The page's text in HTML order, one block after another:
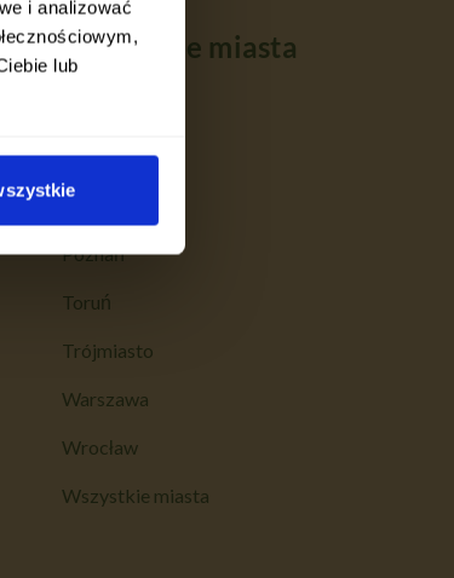
i analizować
lub
Popularne miasta
Łódź
Poznań
Toruń
Trójmiasto
Warszawa
Wrocław
Wszystkie miasta